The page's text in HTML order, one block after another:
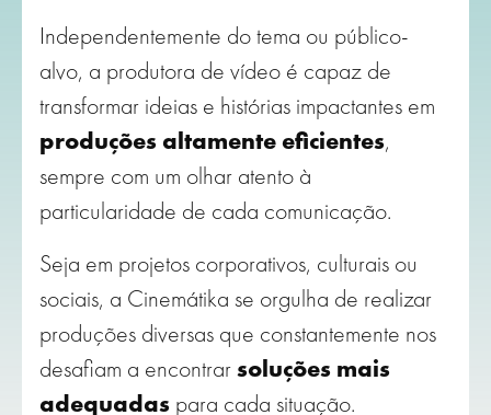
Independentemente do tema ou público-
alvo, a produtora de vídeo é capaz de
transformar ideias e histórias impactantes em
produções altamente eficientes,
sempre com um olhar atento à
particularidade de cada comunicação.
Seja em projetos corporativos, culturais ou
sociais, a Cinemátika se orgulha de realizar
produções diversas que constantemente nos
desafiam a encontrarsoluções mais
adequadas para cada situação.